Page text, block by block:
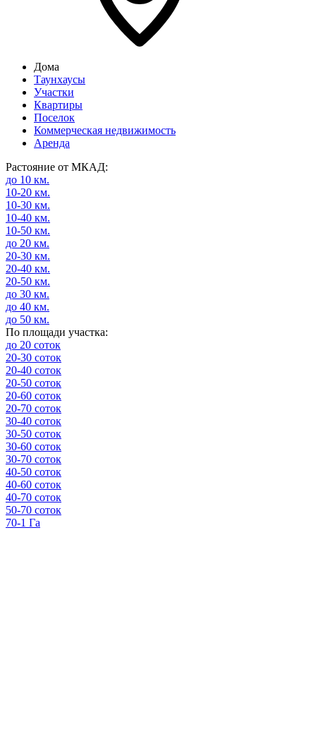
Дома
Таунхаусы
Участки
Квартиры
Поселок
Коммерческая недвижимость
Аренда
Растояние от МКАД:
до 10 км.
10-20 км.
10-30 км.
10-40 км.
10-50 км.
до 20 км.
20-30 км.
20-40 км.
20-50 км.
до 30 км.
до 40 км.
до 50 км.
По площади участка:
до 20 соток
20-30 соток
20-40 соток
20-50 соток
20-60 соток
20-70 соток
30-40 соток
30-50 соток
30-60 соток
30-70 соток
40-50 соток
40-60 соток
40-70 соток
50-70 соток
70-1 Га